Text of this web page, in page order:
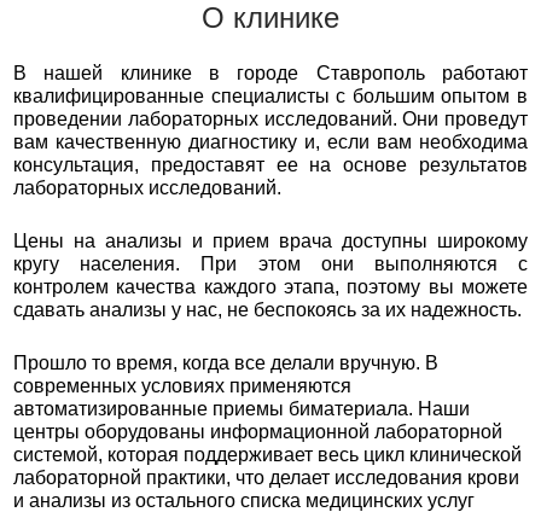
О клинике
В нашей клинике в городе Ставрополь работают
квалифицированные специалисты с большим опытом в
проведении лабораторных исследований. Они проведут
вам качественную диагностику и, если вам необходима
консультация, предоставят ее на основе результатов
лабораторных исследований.
Цены на анализы и прием врача доступны широкому
кругу населения. При этом они выполняются с
контролем качества каждого этапа, поэтому вы можете
сдавать анализы у нас, не беспокоясь за их надежность.
Прошло то время, когда все делали вручную. В
современных условиях применяются
автоматизированные приемы биматериала. Наши
центры оборудованы информационной лабораторной
системой, которая поддерживает весь цикл клинической
лабораторной практики, что делает исследования крови
и анализы из остального списка медицинских услуг